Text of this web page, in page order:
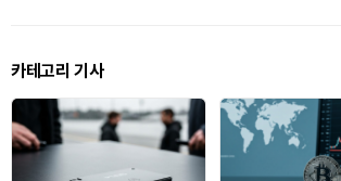
카테고리 기사